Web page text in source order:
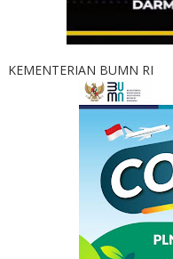
KEMENTERIAN BUMN RI